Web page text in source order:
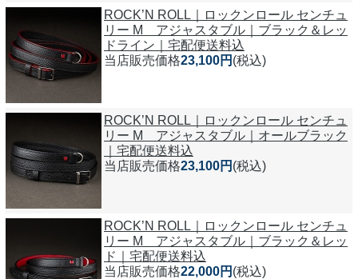
ROCK’N ROLL｜ロックンロール センチュ
リー M アジャスタブル｜ブラック＆レッ
ドライン｜宅配便送料込
当店販売価格23,100円 (税込)
ROCK’N ROLL｜ロックンロール センチュ
リー M アジャスタブル｜オールブラック
｜宅配便送料込
当店販売価格23,100円 (税込)
ROCK’N ROLL｜ロックンロール センチュ
リー M アジャスタブル｜ブラック＆レッ
ド｜宅配便送料込
当店販売価格22,000円 (税込)